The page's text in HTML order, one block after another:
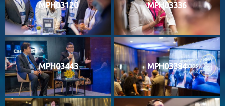
MPH03120 MPH03336
MPH03443 MPH03384